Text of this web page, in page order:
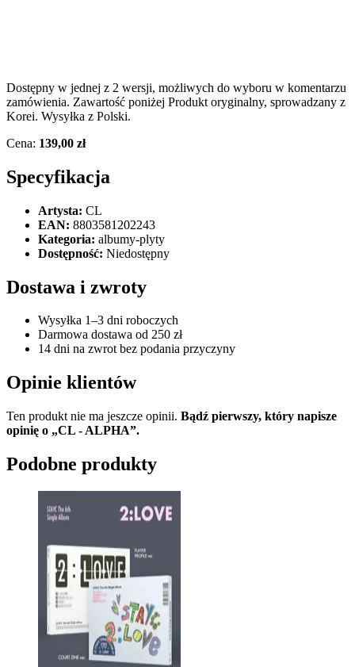
Dostępny w jednej z 2 wersji, możliwych do wyboru w komentarzu
zamówienia. Zawartość poniżej Produkt oryginalny, sprowadzany z
Korei. Wysyłka z Polski.
Cena: 139,00 zł
Specyfikacja
Artysta: CL
EAN: 8803581202243
Kategoria: albumy-plyty
Dostępność: Niedostępny
Dostawa i zwroty
Wysyłka 1–3 dni roboczych
Darmowa dostawa od 250 zł
14 dni na zwrot bez podania przyczyny
Opinie klientów
Ten produkt nie ma jeszcze opinii. Bądź pierwszy, który napisze
opinię o „CL - ALPHA”.
Podobne produkty